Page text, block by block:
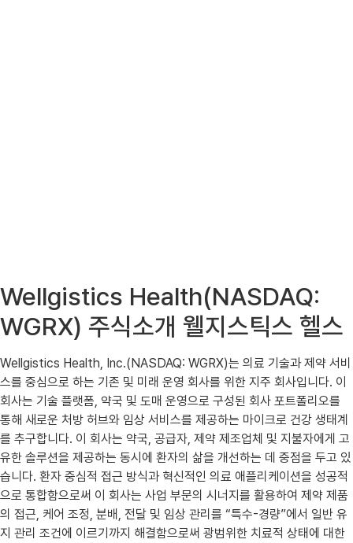
Wellgistics Health(NASDAQ:
WGRX) 주식소개 웰지스틱스 헬스
Wellgistics Health, Inc.(NASDAQ: WGRX)는 의료 기술과 제약 서비
스를 중심으로 하는 기존 및 미래 운영 회사를 위한 지주 회사입니다. 이
회사는 기술 플랫폼, 약국 및 도매 운영으로 구성된 회사 포트폴리오를
통해 새로운 처방 허브와 임상 서비스를 제공하는 마이크로 건강 생태계
를 추구합니다. 이 회사는 약국, 공급자, 제약 제조업체 및 지불자에게 고
유한 솔루션을 제공하는 동시에 환자의 삶을 개선하는 데 중점을 두고 있
습니다. 환자 중심적 접근 방식과 혁신적인 의료 애플리케이션을 성공적
으로 통합함으로써 이 회사는 사업 부문의 시너지를 활용하여 제약 제품
의 접근, 케어 조정, 분배, 전달 및 임상 관리를 “특수-경량”에서 일반 유
지 관리 조건에 이르기까지 해결함으로써 광범위한 치료적 상태에 대한